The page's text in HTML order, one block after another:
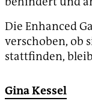
Die Enhanced
verschoben, ob
stattfinden,
Gina Kessel